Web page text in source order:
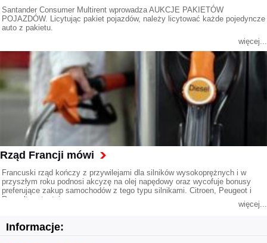
Santander Consumer Multirent wprowadza AUKCJE PAKIETÓW
POJAZDÓW. Licytując pakiet pojazdów, należy licytować każde pojedyncze
auto z pakietu.
więcej...
Rząd Francji mówi
Francuski rząd kończy z przywilejami dla silników wysokoprężnych i w
przyszłym roku podnosi akcyzę na olej napędowy oraz wycofuje bonusy
preferujące zakup samochodów z tego typu silnikami. Citroen, Peugeot i
Renault protestują.
więcej...
Informacje: